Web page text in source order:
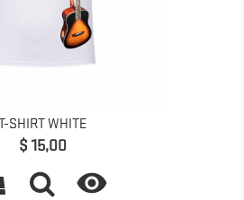
SHIRT WHITE
Preço
$ 15,00
